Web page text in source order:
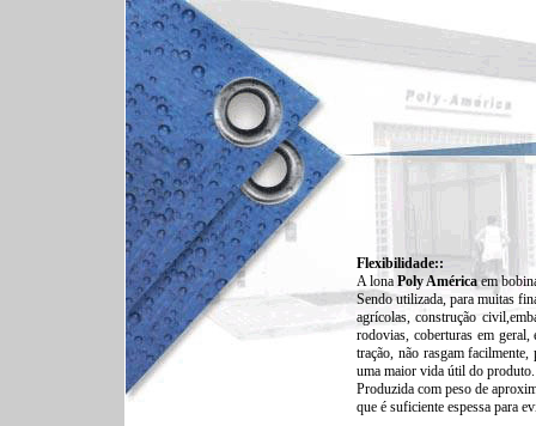
Flexibilidade::
A lona Poly Américaem
Sendo utilizada, para muitas
agrícolas, construção
rodovias, coberturas em geral,
tração, não rasgam
uma maior vida útil do produto.
Produzida com peso de
que é suficiente espessa para